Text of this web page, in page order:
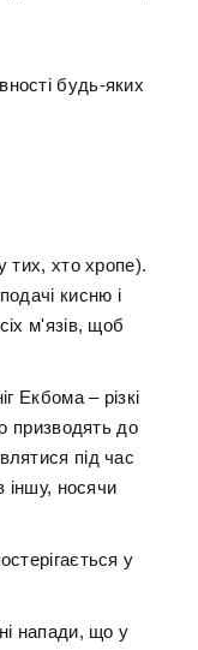
будь-яких
тих, хто хропе).
кисню і
м'язів, щоб
Екбома – різкі
призводять до
під час
іншу, носячи
у
напади, що у